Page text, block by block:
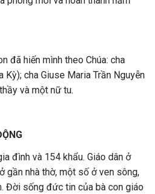
đã hiến mình theo Chúa: cha
Kỳ); cha Giuse Maria Trần Nguyễn
và một nữ tu.
đình và 154 khẩu. Giáo dân ở
gần nhà thờ, một số ở ven sông,
Đời sống đức tin của bà con giáo